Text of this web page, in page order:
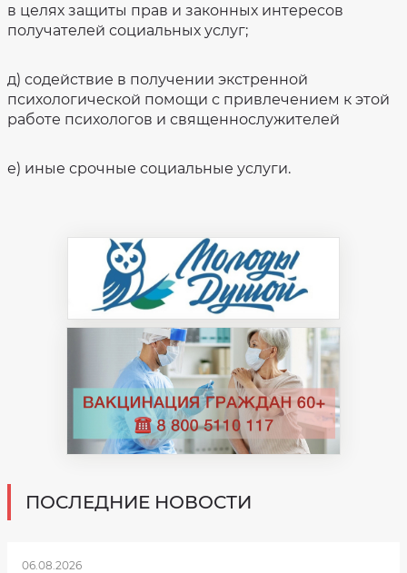
в целях защиты прав и законных интересов
получателей социальных услуг;
д) содействие в получении экстренной
психологической помощи с привлечением к этой
работе психологов и священнослужителей
е) иные срочные социальные услуги.
ПОСЛЕДНИЕ НОВОСТИ
06.08.2026